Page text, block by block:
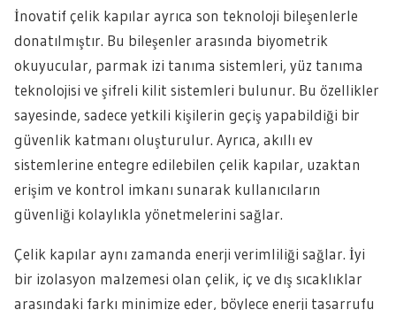
İnovatif çelik kapılar ayrıca son teknoloji bileşenlerle
donatılmıştır. Bu bileşenler arasında biyometrik
okuyucular, parmak izi tanıma sistemleri, yüz tanıma
teknolojisi ve şifreli kilit sistemleri bulunur. Bu özellikler
sayesinde, sadece yetkili kişilerin geçiş yapabildiği bir
güvenlik katmanı oluşturulur. Ayrıca, akıllı ev
sistemlerine entegre edilebilen çelik kapılar, uzaktan
erişim ve kontrol imkanı sunarak kullanıcıların
güvenliği kolaylıkla yönetmelerini sağlar.
Çelik kapılar aynı zamanda enerji verimliliği sağlar. İyi
bir izolasyon malzemesi olan çelik, iç ve dış sıcaklıklar
arasındaki farkı minimize eder, böylece enerji tasarrufu